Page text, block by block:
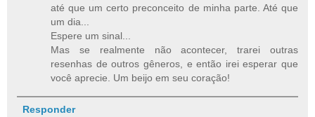
até que um certo preconceito de minha parte. Até que
um dia...
Espere um sinal...
Mas se realmente não acontecer, trarei outras
resenhas de outros gêneros, e então irei esperar que
você aprecie. Um beijo em seu coração!
Responder